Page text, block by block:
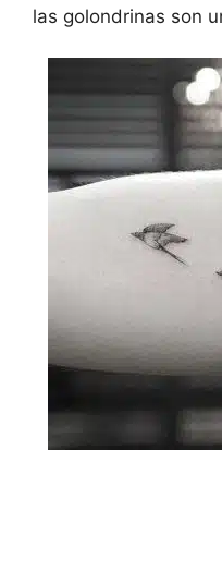
las golondrinas son